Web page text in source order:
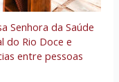
Senhora da Saúde
do Rio Doce e
entre pessoas